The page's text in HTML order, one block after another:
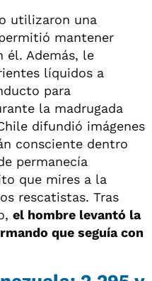
utilizaron una
mantener
él. Además, le
líquidos a
para
la madrugada
difundió imágenes
consciente dentro
permanecía
que mires a la
rescatistas. Tras
el hombre levantó la
que seguía con